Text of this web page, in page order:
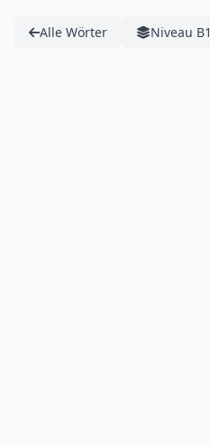
Alle Wörter Niveau B1